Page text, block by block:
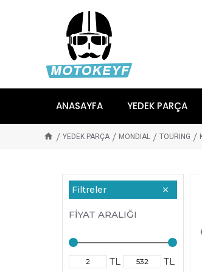
ANASAYFA YEDEK PARÇA
YEDEK PARÇA MONDIAL TOURING
Filtreler
FIYAT ARALIĞI
TL TL